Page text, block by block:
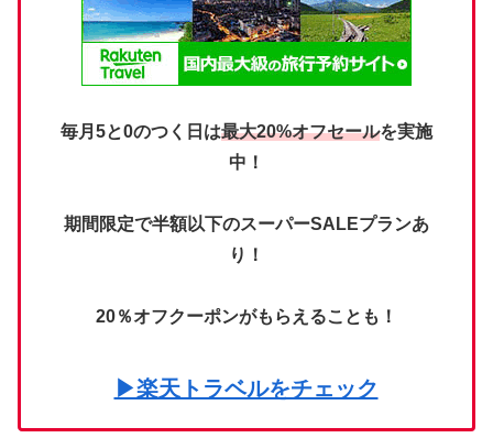
毎月5と0のつく日は最大20%オフセールを実施
中！
期間限定で半額以下のスーパーSALEプランあ
り！
20％オフクーポンがもらえることも！
▶楽天トラベルをチェック